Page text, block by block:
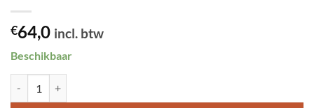
€64,0 incl. btw
Beschikbaar